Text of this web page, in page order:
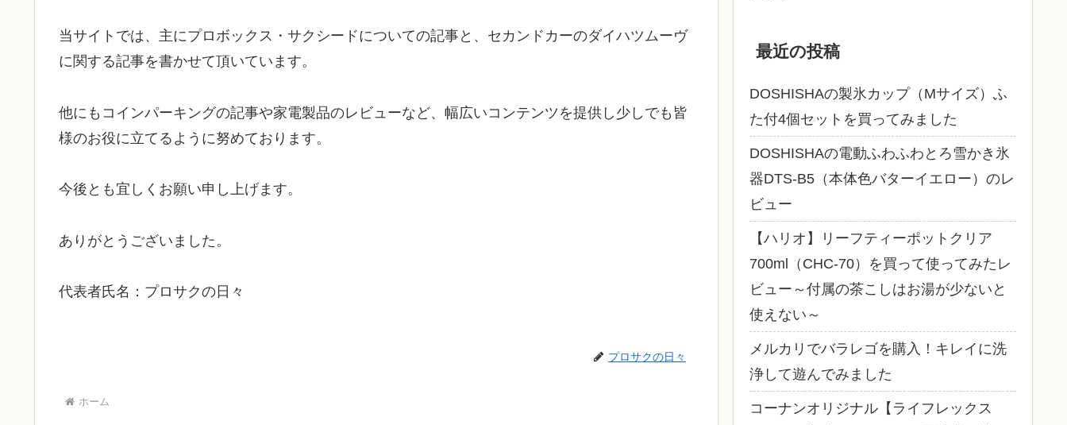
当サイトでは、主にプロボックス・サクシードについての記事と、セカンドカーのダイハツムーヴ
に関する記事を書かせて頂いています。
他にもコインパーキングの記事や家電製品のレビューなど、幅広いコンテンツを提供し少しでも皆
様のお役に立てるように努めております。
今後とも宜しくお願い申し上げます。
ありがとうございました。
代表者氏名：プロサクの日々
プロサクの日々
ホーム
最近の投稿
DOSHISHAの製氷カップ（Mサイズ）ふ
た付4個セットを買ってみました
DOSHISHAの電動ふわふわとろ雪かき氷
器DTS‐B5（本体色バターイエロー）のレ
ビュー
【ハリオ】リーフティーポットクリア
700ml（CHC-70）を買って使ってみたレ
ビュー～付属の茶こしはお湯が少ないと
使えない～
メルカリでバラレゴを購入！キレイに洗
浄して遊んでみました
コーナンオリジナル【ライフレックス